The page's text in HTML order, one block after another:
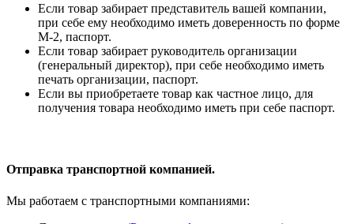
Если товар забирает представитель вашей компании,
при себе ему необходимо иметь доверенность по форме
М-2, паспорт.
Если товар забирает руководитель организации
(генеральный директор), при себе необходимо иметь
печать организации, паспорт.
Если вы приобретаете товар как частное лицо, для
получения товара необходимо иметь при себе паспорт.
Отправка транспортной компанией.
Мы работаем с транспортными компаниями: